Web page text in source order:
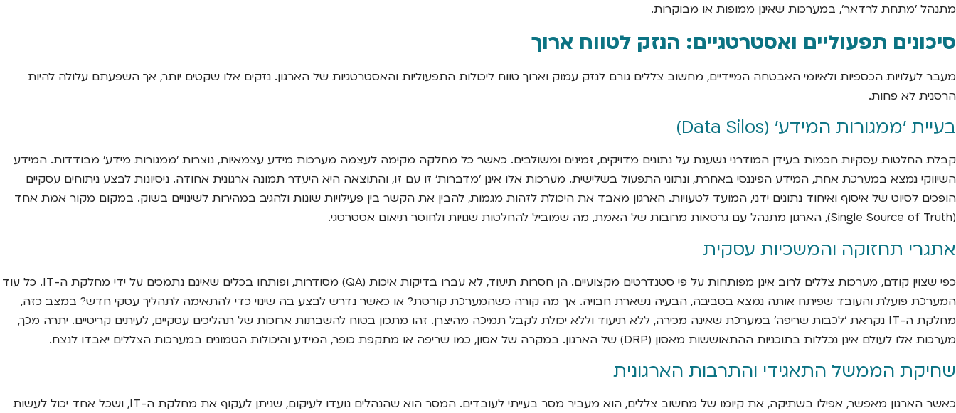
מתנהל 'מתחת לרדאר', במערכות שאינן ממופות או מבוקרות.
סיכונים תפעוליים ואסטרטגיים: הנזק לטווח ארוך
מעבר לעלויות הכספיות ולאיומי האבטחה המיידיים, מחשוב צללים גורם לנזק עמוק וארוך טווח ליכולות התפעוליות והאסטרטגיות של הארגון. נזקים אלו שקטים יותר, אך השפעתם עלולה להיות
הרסנית לא פחות.
בעיית 'ממגורות המידע' (Data Silos)
קבלת החלטות עסקיות חכמות בעידן המודרני נשענת על נתונים מדויקים, זמינים ומשולבים. כאשר כל מחלקה מקימה לעצמה מערכות מידע עצמאיות, נוצרות 'ממגורות מידע' מבודדות. המידע
השיווקי נמצא במערכת אחת, המידע הפיננסי באחרת, ונתוני התפעול בשלישית. מערכות אלו אינן 'מדברות' זו עם זו, והתוצאה היא היעדר תמונה ארגונית אחודה. ניסיונות לבצע ניתוחים עסקיים
הופכים לסיוט של איסוף ואיחוד נתונים ידני, המועד לטעויות. הארגון מאבד את היכולת לזהות מגמות, להבין את הקשר בין פעילויות שונות ולהגיב במהירות לשינויים בשוק. במקום מקור אמת אחד
(Single Source of Truth), הארגון מתנהל עם גרסאות מרובות של האמת, מה שמוביל להחלטות שגויות ולחוסר תיאום אסטרטגי.
אתגרי תחזוקה והמשכיות עסקית
כפי שצוין קודם, מערכות צללים לרוב אינן מפותחות על פי סטנדרטים מקצועיים. הן חסרות תיעוד, לא עברו בדיקות איכות (QA) מסודרות, ופותחו בכלים שאינם נתמכים על ידי מחלקת ה-IT. כל עוד
המערכת פועלת והעובד שפיתח אותה נמצא בסביבה, הבעיה נשארת חבויה. אך מה קורה כשהמערכת קורסת? או כאשר נדרש לבצע בה שינוי כדי להתאימה לתהליך עסקי חדש? במצב כזה,
מחלקת ה-IT נקראת 'לכבות שריפה' במערכת שאינה מכירה, ללא תיעוד וללא יכולת לקבל תמיכה מהיצרן. זהו מתכון בטוח להשבתות ארוכות של תהליכים עסקיים, לעיתים קריטיים. יתרה מכך,
מערכות אלו לעולם אינן נכללות בתוכניות ההתאוששות מאסון (DRP) של הארגון. במקרה של אסון, כמו שריפה או מתקפת כופר, המידע והיכולות הטמונים במערכות הצללים יאבדו לנצח.
שחיקת הממשל התאגידי והתרבות הארגונית
כאשר הארגון מאפשר, אפילו בשתיקה, את קיומו של מחשוב צללים, הוא מעביר מסר בעייתי לעובדים. המסר הוא שהנהלים נועדו לעיקום, שניתן לעקוף את מחלקת ה-IT, ושכל אחד יכול לעשות